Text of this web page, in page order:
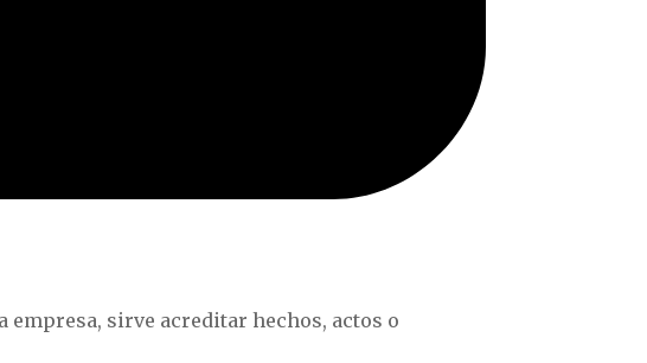
sirve acreditar hechos, actos o